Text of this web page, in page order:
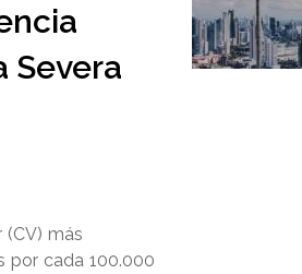
Severa
más
por cada 100.000